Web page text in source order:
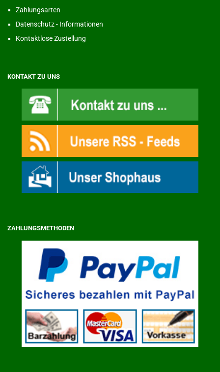
Zahlungsarten
Datenschutz - Informationen
Kontaktlose Zustellung
KONTAKT ZU UNS
ZAHLUNGSMETHODEN